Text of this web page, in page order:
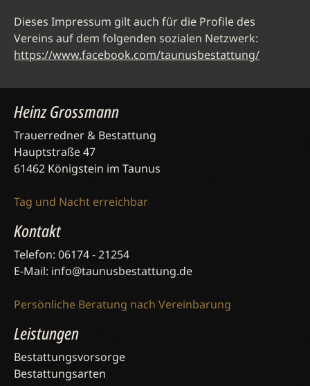
Dieses Impressum gilt auch für die Profile des
Vereins auf dem folgenden sozialen Netzwerk:
https://www.facebook.com/taunusbestattung/
Heinz Grossmann
Trauerredner & Bestattung
Hauptstraße 47
61462 Königstein im Taunus
Tag und Nacht erreichbar
Kontakt
Telefon: 06174 - 21254
E-Mail: info@taunusbestattung.de
Persönliche Beratung nach Vereinbarung
Leistungen
Bestattungsvorsorge
Bestattungsarten